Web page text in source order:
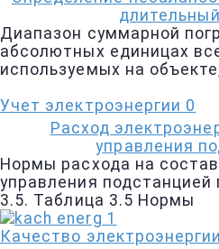
Диапазон суммарной
абсолютных единицах
используемых на
Учет электроэнергии 0
Расход
управления
Нормы расхода на
управления
3.5. Таблица 3.5 Нормы
Качество электроэнергии